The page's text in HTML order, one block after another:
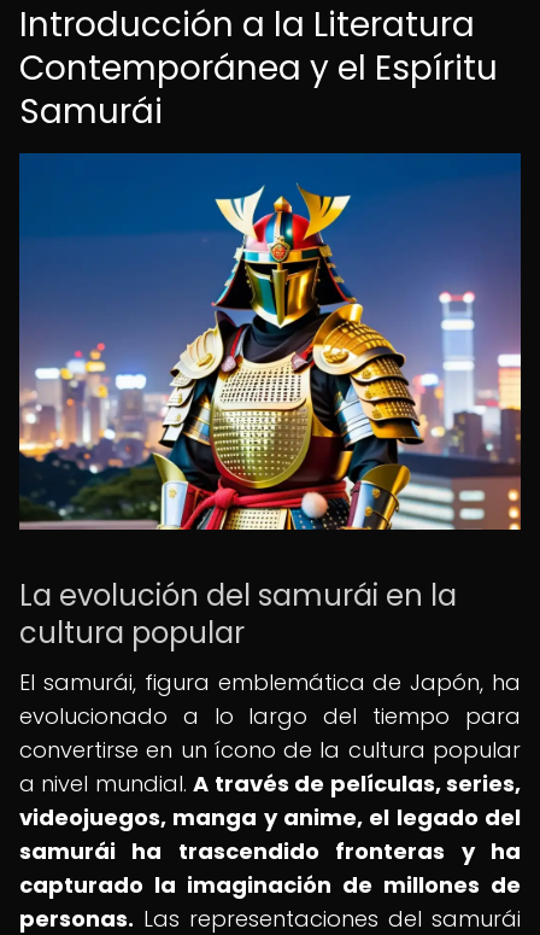
Introducción a la Literatura
Contemporánea y el Espíritu
Samurái
La evolución del samurái en la
cultura popular
El samurái, figura emblemática de Japón, ha
evolucionado a lo largo del tiempo para
convertirse en un ícono de la cultura popular
a nivel mundial.A través de películas, series,
videojuegos, manga y anime, el legado del
samurái ha trascendido fronteras y ha
capturado la imaginación de millones de
personas. Las representaciones del samurái